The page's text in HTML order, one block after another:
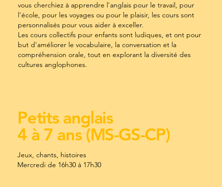
vous cherchiez à apprendre l'anglais pour le travail, pour
l'école, pour les voyages ou pour le plaisir, les cours sont
personnalisés pour vous aider à exceller.
Les cours collectifs pour enfants sont ludiques, et ont pour
but d'améliorer le vocabulaire, la conversation et la
compréhension orale, tout en explorant la diversité des
cultures anglophones.
Petits anglais
4 à 7 ans (MS-GS-CP)
Jeux, chants, histoires
Mercredi de 16h30 à 17h30